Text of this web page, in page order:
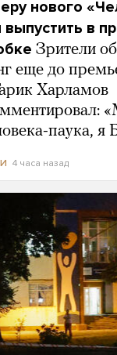
нового
в
Зрители
еще до
Харламов
паука, я
4 часа назад